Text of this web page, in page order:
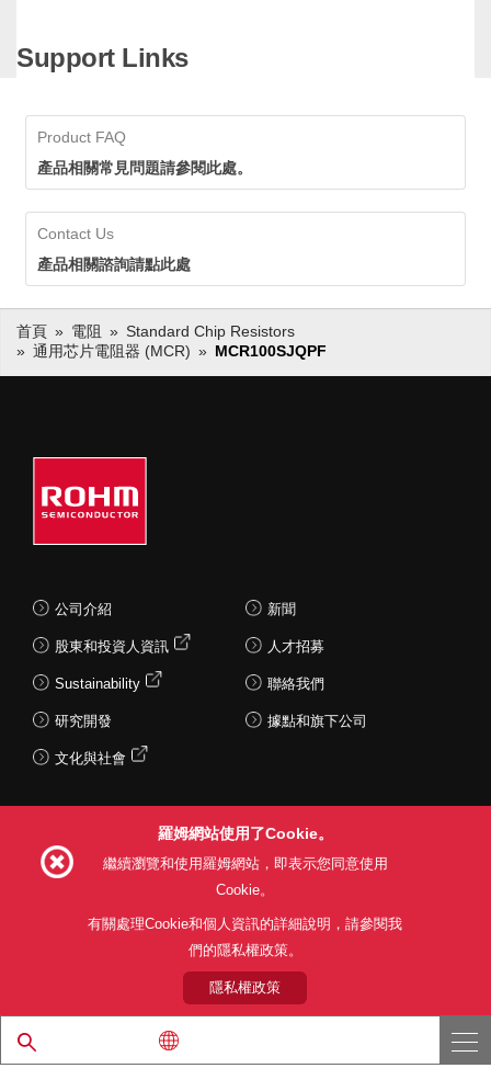
出的通用晶片電阻。透過計劃
對包括車載應用在內的各市場
領域長期穩定供貨。
通用晶片電阻。透過計劃性設備投
資來擴大產能，並確保20年以上的
供貨期，實現對包括車載應用在內
的各市場領域長期穩定供貨。
Support Links
Product FAQ
產品相關常見問題請參閱此處。
Contact Us
產品相關諮詢請點此處
首頁 電阻
Standard Chip Resistors
通用芯片電阻器 (MCR)
MCR100SJQPF
公司介紹
股東和投資人資訊
Sustainability
研究開發
文化與社會
新聞
人才招募
聯絡我們
據點和旗下公司
利用目的 隱私權政策
關於本公司產品銷售之標準條款(PDF)
© 1997 - 2026 ROHM CO., LTD. ALL RIGHTS RESERVED.
羅姆網站使用了Cookie。
繼續瀏覽和使用羅姆網站，即表示您同意使用
Cookie。
有關處理Cookie和個人資訊的詳細說明，請參閱我
們的隱私權政策。
隱私權政策